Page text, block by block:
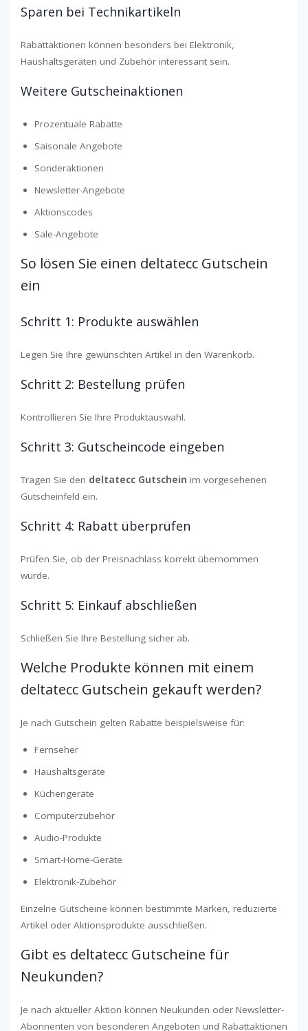
Sparen bei Technikartikeln
Rabattaktionen können besonders bei Elektronik,
Haushaltsgeräten und Zubehör interessant sein.
Weitere Gutscheinaktionen
Prozentuale Rabatte
Saisonale Angebote
Sonderaktionen
Newsletter-Angebote
Aktionscodes
Sale-Angebote
So lösen Sie einen deltatecc Gutschein
ein
Schritt 1: Produkte auswählen
Legen Sie Ihre gewünschten Artikel in den Warenkorb.
Schritt 2: Bestellung prüfen
Kontrollieren Sie Ihre Produktauswahl.
Schritt 3: Gutscheincode eingeben
Tragen Sie den deltatecc Gutschein im vorgesehenen
Gutscheinfeld ein.
Schritt 4: Rabatt überprüfen
Prüfen Sie, ob der Preisnachlass korrekt übernommen
wurde.
Schritt 5: Einkauf abschließen
Schließen Sie Ihre Bestellung sicher ab.
Welche Produkte können mit einem
deltatecc Gutschein gekauft werden?
Je nach Gutschein gelten Rabatte beispielsweise für:
Fernseher
Haushaltsgeräte
Küchengeräte
Computerzubehör
Audio-Produkte
Smart-Home-Geräte
Elektronik-Zubehör
Einzelne Gutscheine können bestimmte Marken, reduzierte
Artikel oder Aktionsprodukte ausschließen.
Gibt es deltatecc Gutscheine für
Neukunden?
Je nach aktueller Aktion können Neukunden oder Newsletter-
Abonnenten von besonderen Angeboten und Rabattaktionen